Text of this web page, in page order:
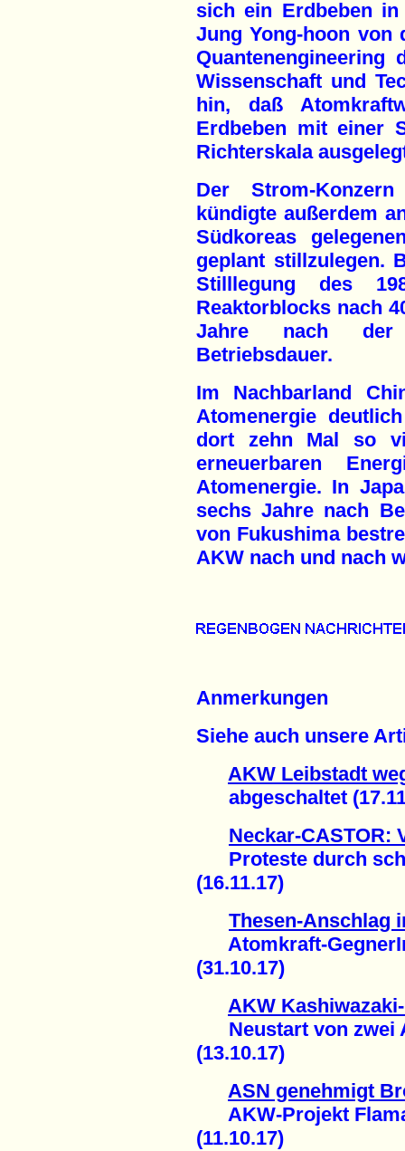
sich ein Erdbeben
Jung Yong-hoon von
Wissenschaft und
hin, daß
Erdbeben mit einer
Richterskala
Der Strom-
kündigte außerdem
Südkoreas
geplant stillzulegen.
Stilllegung des
Reaktorblocks nach
Jahre nach der
Betriebsdauer.
Im Nachbarland
Atomenergie
dort zehn Mal so
erneuerbaren
Atomenergie. In
sechs Jahre nach
von Fukushima
AKW nach und nach
Anmerkungen
Siehe auch unsere
AKW Leibstadt
abgeschaltet
Neckar-CASTOR:
Proteste durch
(16.11.17)
Thesen-Anschlag
Atomkraft-
(31.10.17)
AKW
Neustart von zwei
(13.10.17)
ASN genehmigt
AKW-Projekt
(11.10.17)